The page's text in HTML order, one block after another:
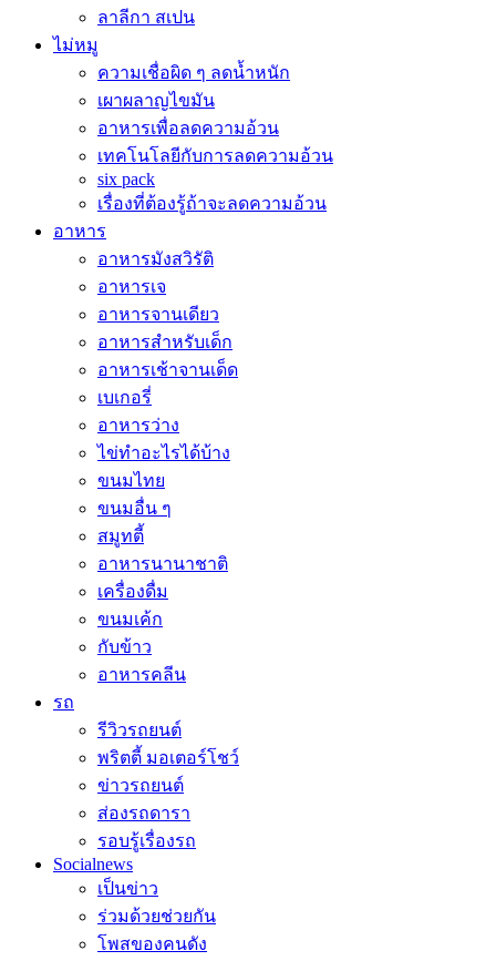
ลาลีกา สเปน
ไม่หมู
ความเชื่อผิด ๆ ลดน้ำหนัก
เผาผลาญไขมัน
อาหารเพื่อลดความอ้วน
เทคโนโลยีกับการลดความอ้วน
six pack
เรื่องที่ต้องรู้ถ้าจะลดความอ้วน
อาหาร
อาหารมังสวิรัติ
อาหารเจ
อาหารจานเดียว
อาหารสำหรับเด็ก
อาหารเช้าจานเด็ด
เบเกอรี่
อาหารว่าง
ไข่ทำอะไรได้บ้าง
ขนมไทย
ขนมอื่น ๆ
สมูทตี้
อาหารนานาชาติ
เครื่องดื่ม
ขนมเค้ก
กับข้าว
อาหารคลีน
รถ
รีวิวรถยนต์
พริตตี้ มอเตอร์โชว์
ข่าวรถยนต์
ส่องรถดารา
รอบรู้เรื่องรถ
Socialnews
เป็นข่าว
ร่วมด้วยช่วยกัน
โพสของคนดัง